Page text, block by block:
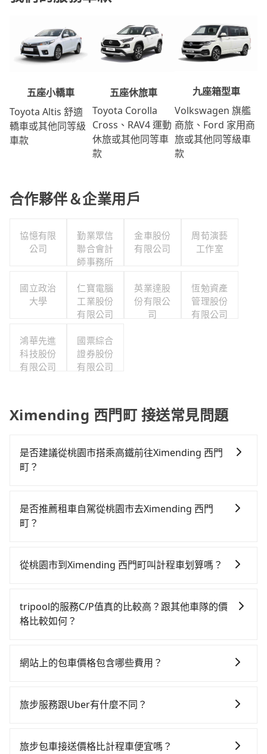
五座小轎車
Toyota Altis 舒適
轎車或其他同等級
車款
五座休旅車
Toyota Corolla
Cross、RAV4 運動
休旅或其他同等車
款
九座箱型車
Volkswagen 旗艦
商旅、Ford 家用商
旅或其他同等級車
款
合作夥伴＆企業用戶
協憶有限
公司
勤業眾信
聯合會計
師事務所
金車股份
有限公司
周荀演藝
工作室
國立政治
大學
仁寶電腦
工業股份
有限公司
英業達股
份有限公
司
恆勉資產
管理股份
有限公司
鴻華先進
科技股份
有限公司
國票綜合
證券股份
有限公司
Ximending 西門町 接送常見問題
是否建議從桃園市搭乘高鐵前往Ximending 西門
町？
較貴、費時、轉車麻煩！桃園-台北雖然一天最多時有74
班車次，從最早06:49到23:40，過了末班車到清晨的時
約20分鐘。抵達高鐵站後，步行進站、現場購票並於月
再用15分鐘出站、等待車站前排班的計程車，搭上小黃
後約花20分鐘、車費200元後，抵達Ximending 西門町
用tripool並到府專車接送，則僅需花費約760元，費時
現在還不馬上來預約tripool！
是否推薦租車自駕從桃園市去Ximending 西門
町？
但花費可能不小。租車公司一般以天為單位計費，小轎
租金約$4,500，油錢（每公里約3元）、eTag（每公里
約1元）、路邊停車（每小時約40元）、保險費、罰單另
町，不然就是需要一次租用多天，如此預計小轎車的花
從桃園市到Ximending 西門町叫計程車划算嗎？
灣大車隊、Uber、Line Taxi、Yoxi等，如果在路邊攔不
到車，也可考慮打電話至附近的計程車隊，如菓林計程
間，但用app叫tripool可用接近7.5折預約專車服務。綜
tripool的服務C/P值真的比較高？跟其他車隊的價
格比較如何？
市場上稍具規模且合法經營的業者，有以短程與城市為
KKDAY、KLOOK、叫車吧等。tripool旅步專注在長程
由於有高效的車輛調度能力，能以市價7~8折提供專車到
網站上的包車價格包含哪些費用？
乘客險、司機小費、營業稅等，不會再有其他額外的費
旅步服務跟Uber有什麼不同？
中長程提供最優惠的價格。 (3) 全台服務，不分城市與郊
旅步包車接送價格比計程車便宜嗎？